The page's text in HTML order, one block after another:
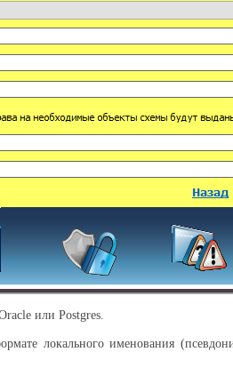
или Postgres.
локального именования